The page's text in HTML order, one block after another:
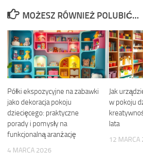
MOŻESZ RÓWNIEŻ POLUBIĆ…
Półki ekspozycyjne na zabawki
jako dekoracja pokoju
dziecięcego: praktyczne
porady i pomysły na
funkcjonalną aranżację
4 MARCA 2026
Jak
w pokoju
lata
12 MARCA